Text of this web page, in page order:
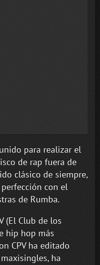
para realizar el
de rap fuera de
clásico de siempre,
con el
de Rumba.
(El Club de los
hip hop más
CPV ha editado
ha